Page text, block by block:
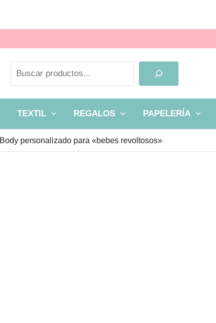
TEXTIL REGALOS PAPELERÍA
Body personalizado para «bebes revoltosos»